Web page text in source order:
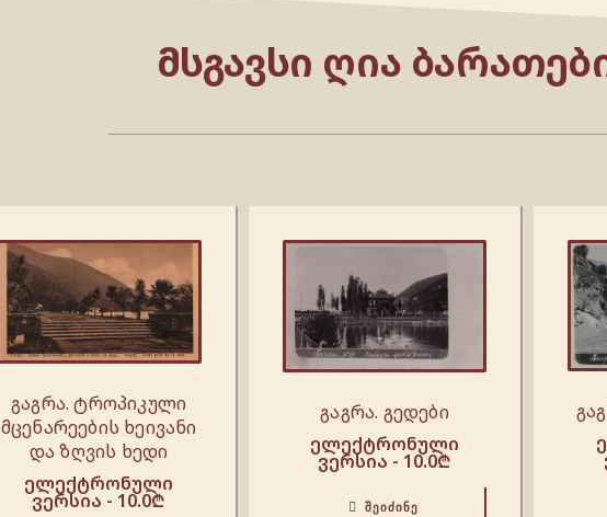
ᲛᲡᲒᲐᲕᲡᲘ ᲦᲘᲐ
გაგრა. ტროპიკული
მცენარეების ხეივანი
და ზღვის ხედი
ელექტრონული
ვერსია - 10.0₾
გაგრა. გედები
ელექტრონული
ვერსია - 10.0₾
ᲨᲔᲘᲫᲘᲜᲔ